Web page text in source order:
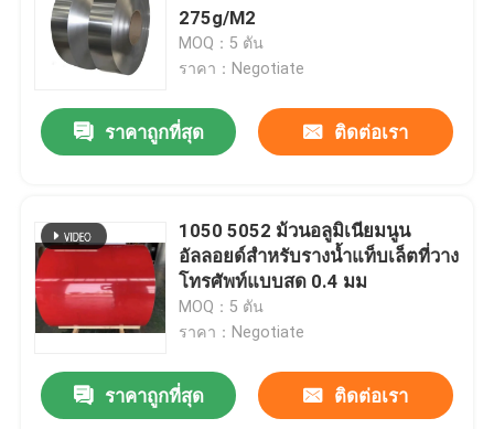
275g/M2
MOQ：5 ตัน
ราคา：Negotiate
ราคาถูกที่สุด ติดต่อเรา
1050 5052 ม้วนอลูมิเนียมนูน
อัลลอยด์สำหรับรางน้ำแท็บเล็ตที่วาง
โทรศัพท์แบบสด 0.4 มม
MOQ：5 ตัน
ราคา：Negotiate
ราคาถูกที่สุด ติดต่อเรา